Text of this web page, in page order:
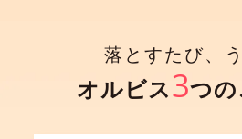
落とすたび、
オルビス3つの